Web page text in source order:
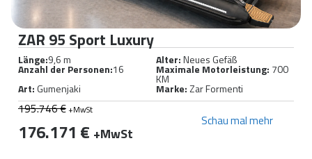
ZAR 95 Sport Luxury
Länge:9,6 m Alter:Neues Gefäß
Anzahl der Personen:16 Maximale Motorleistung: 700
KM
Art: Gumenjaki Marke:Zar Formenti
195.746 € +MwSt
176.171 € +MwSt
Schau mal mehr